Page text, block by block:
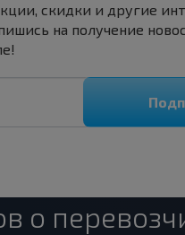
скидки и другие
на получение
о